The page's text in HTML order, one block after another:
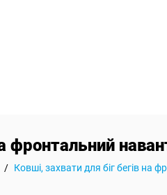
фронтальний
/ Ковші, захвати для біг бегів на